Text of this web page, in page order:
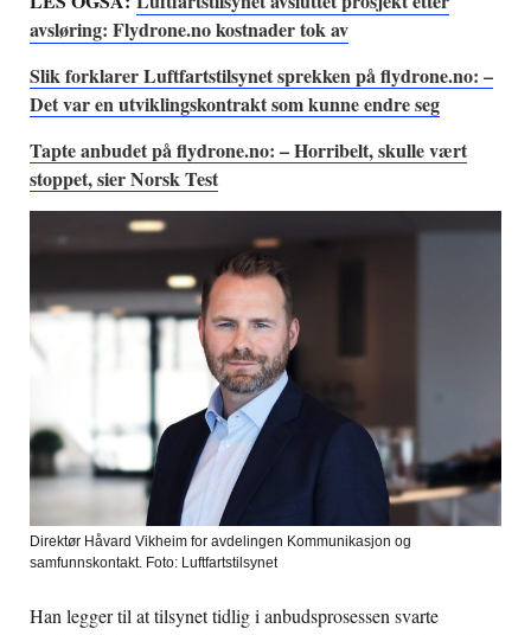
avsløring: Flydrone.no kostnader tok av
Slik forklarer Luftfartstilsynet sprekken på flydrone.no: –
Det var en utviklingskontrakt som kunne endre seg
Tapte anbudet på flydrone.no: – Horribelt, skulle vært
stoppet, sier Norsk Test
Direktør Håvard Vikheim for avdelingen Kommunikasjon og
samfunnskontakt. Foto: Luftfartstilsynet
Han legger til at tilsynet tidlig i anbudsprosessen svarte